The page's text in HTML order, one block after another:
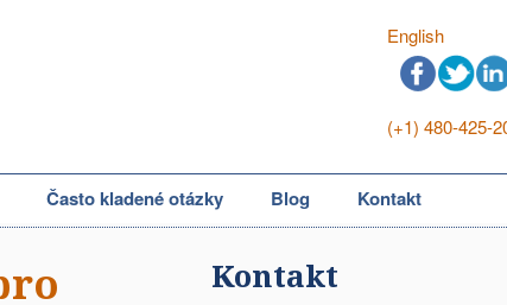
English
(+1) 480-425-
Často kladené otázky Blog Kontakt
Kontakt